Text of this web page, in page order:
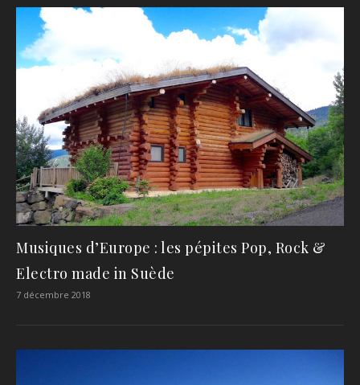
Musiques d’Europe : les pépites Pop, Rock &
Electro made in Suède
7 décembre 2018